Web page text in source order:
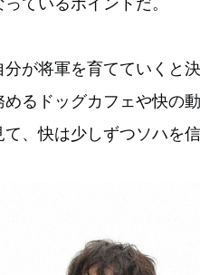
が将軍を育てていくと
るドッグカフェや快の
、快は少しずつソハを